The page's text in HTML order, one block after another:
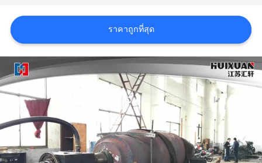
คุณภาพ
แผนผัง
เว็บไซต์
PRIVACY
POLICY
ราคาถูกที่สุด